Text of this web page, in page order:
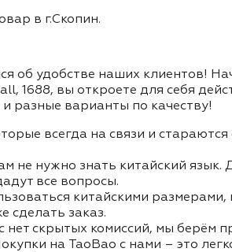
в г.Скопин.
об удобстве наших клиентов!
1688, вы откроете для себя
разные варианты по качеству!
всегда на связи и
не нужно знать китайский язык.
все вопросы.
китайскими размерами,
сделать заказ.
нет скрытых комиссий, мы берём
на TaoBao с нами – это